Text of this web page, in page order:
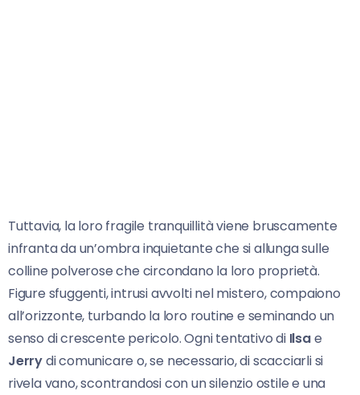
Tuttavia, la loro fragile tranquillità viene bruscamente
infranta da un’ombra inquietante che si allunga sulle
colline polverose che circondano la loro proprietà.
Figure sfuggenti, intrusi avvolti nel mistero, compaiono
all’orizzonte, turbando la loro routine e seminando un
senso di crescente pericolo. Ogni tentativo di Ilsae
Jerrydi comunicare o, se necessario, di scacciarli si
rivela vano, scontrandosi con un silenzio ostile e una